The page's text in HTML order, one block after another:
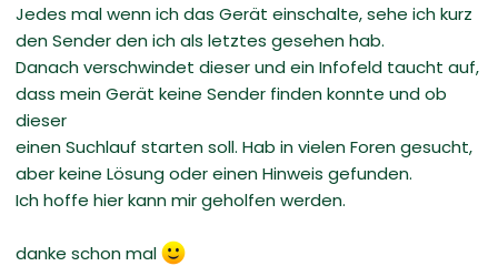
Jedes mal wenn ich das Gerät einschalte, sehe ich kurz
den Sender den ich als letztes gesehen hab.
Danach verschwindet dieser und ein Infofeld taucht auf,
dass mein Gerät keine Sender finden konnte und ob
dieser
einen Suchlauf starten soll. Hab in vielen Foren gesucht,
aber keine Lösung oder einen Hinweis gefunden.
Ich hoffe hier kann mir geholfen werden.
danke schon mal